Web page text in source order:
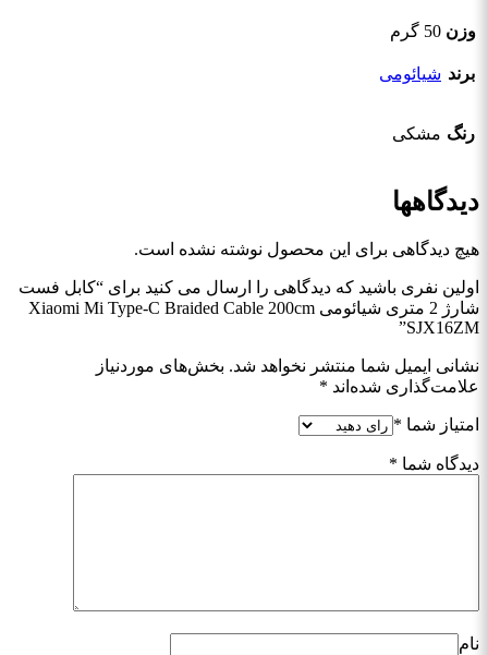
وزن 50 گرم
برند شیائومی
رنگ مشکی
دیدگاهها
هیچ دیدگاهی برای این محصول نوشته نشده است.
اولین نفری باشید که دیدگاهی را ارسال می کنید برای “کابل فست
شارژ 2 متری شیائومی Xiaomi Mi Type-C Braided Cable 200cm
SJX16ZM”
نشانی ایمیل شما منتشر نخواهد شد. بخش‌های موردنیاز
علامت‌گذاری شده‌اند *
امتیاز شما *
دیدگاه شما *
نام